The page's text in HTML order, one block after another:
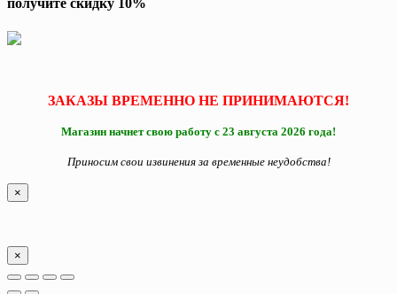
получите скидку 10%
ЗАКАЗЫ ВРЕМЕННО НЕ ПРИНИМАЮТСЯ!
Магазин начнет свою работу с 23 августа 2026 года!
Приносим свои извинения за временные неудобства!
×
×